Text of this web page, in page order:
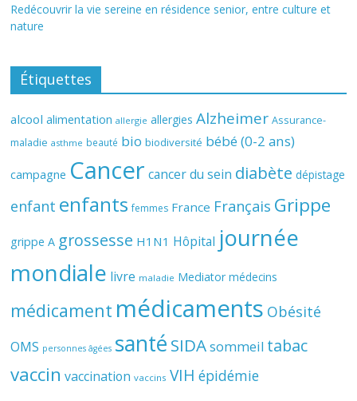
Redécouvrir la vie sereine en résidence senior, entre culture et
nature
Étiquettes
alcool alimentation allergie allergies Alzheimer Assurance-
maladie asthme beauté bio biodiversité bébé (0-2 ans)
campagne Cancer cancer du sein diabète dépistage
enfant enfants femmes France Français Grippe
grippe A grossesse H1N1 Hôpital journée
mondiale livre maladie Mediator médecins
médicament médicaments Obésité
OMS personnes âgées santé SIDAsommeil tabac
vaccin vaccination vaccins VIH épidémie